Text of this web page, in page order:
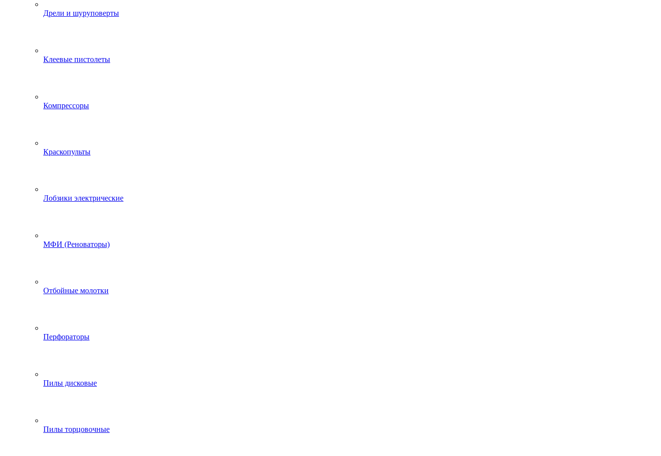
Дрели и шуруповерты
Клеевые пистолеты
Компрессоры
Краскопульты
Лобзики электрические
МФИ (Реноваторы)
Отбойные молотки
Перфораторы
Пилы дисковые
Пилы торцовочные